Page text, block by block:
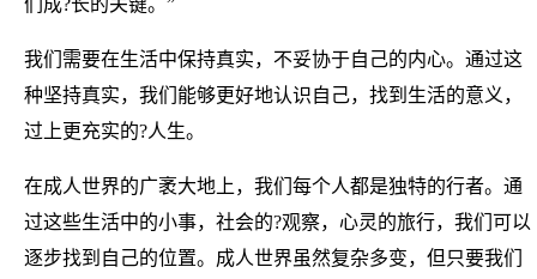
我们需要在生活中保持真实，不妥协于自己的内心。通过这
种坚持真实，我们能够更好地认识自己，找到生活的意义，
过上更充实的?人生。
在成人世界的广袤大地上，我们每个人都是独特的行者。通
过这些生活中的小事，社会的?观察，心灵的旅行，我们可以
逐步找到自己的位置。成人世界虽然复杂多变，但只要我们